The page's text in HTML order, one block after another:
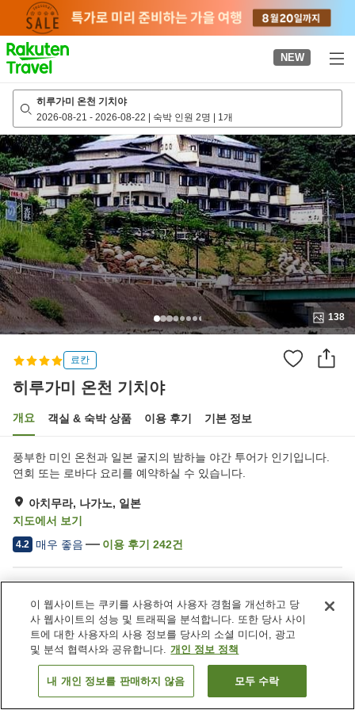
page
NEW
히루가미 온천 기치야
2026-08-21 - 2026-08-22 | 숙박 인원 2명 | 1개
138
료칸
히루가미 온천 기치야
개요 객실 & 숙박 상품 이용 후기 기본 정보
풍부한 미인 온천과 일본 굴지의 밤하늘 야간 투어가 인기입니다.
연회 또는 로바다 요리를 예약하실 수 있습니다.
아치무라, 나가노, 일본
지도에서 보기
4.2 매우 좋음 이용 후기 242건
주차장
스파 / 미용실
라운지
바
객실 보기
이 웹사이트는 쿠키를 사용하여 사용자 경험을 개선하고 당
사 웹사이트의 성능 및 트래픽을 분석합니다. 또한 당사 사이
트에 대한 사용자의 사용 정보를 당사의 소셜 미디어, 광고
및 분석 협력사와 공유합니다. 개인 정보 정책
내 개인 정보를 판매하지 않음 모두 수락